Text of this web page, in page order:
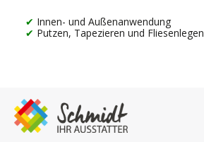
Innen- und Außenanwendung
Putzen, Tapezieren und Fliesenlegen